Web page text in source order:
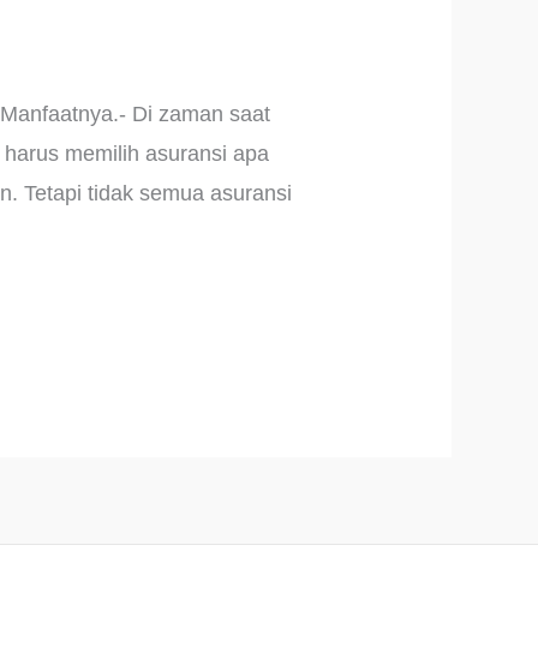
Di zaman saat
memilih asuransi apa
Tetapi tidak semua asuransi